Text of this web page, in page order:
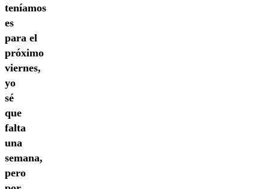
teníamos
es
para el
próximo
viernes,
yo
sé
que
falta
una
semana,
pero